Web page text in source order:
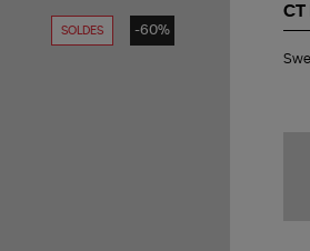
SOLDES -60%
CT